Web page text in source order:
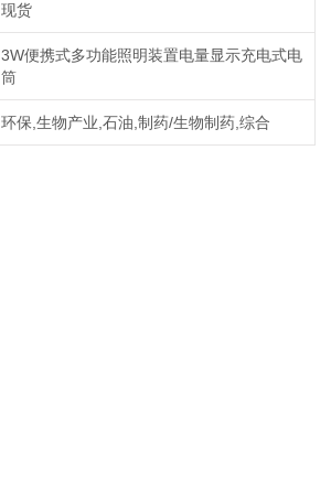
现货
3W便携式多功能照明装置电量显示充电式电
筒
环保,生物产业,石油,制药/生物制药,综合